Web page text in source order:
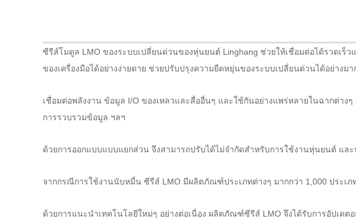
ซีรีส์โมดูล LMO ของระบบเปลี่ยนด่วนของหุ่นยนต์ Linghang ช่วยให้เชื่อมต่อได้รวดเ
ของเครื่องมือได้อย่างง่ายดาย ช่วยปรับปรุงความยืดหยุ่นของระบบเปลี่ยนด่วนได้อย่างมา
เชื่อมต่อพลังงาน ข้อมูล I/O ของเหลวและสื่ออื่นๆ และใช้กันอย่างแพร่หลายในฉากต่าง
การรวบรวมข้อมูล ฯลฯ
ด้วยการออกแบบแบบแยกส่วน จึงสามารถปรับได้ไม่จำกัดสำหรับการใช้งานหุ่นยนต์ แล
จากกรณีการใช้งานนับหมื่น ซีรีส์ LMO มีผลิตภัณฑ์ประเภทต่างๆ มากกว่า 1,000 ประเ
ด้วยการแนะนำเทคโนโลยีใหม่ๆ อย่างต่อเนื่อง ผลิตภัณฑ์ซีรีส์ LMO จึงได้รับการอัปเดต